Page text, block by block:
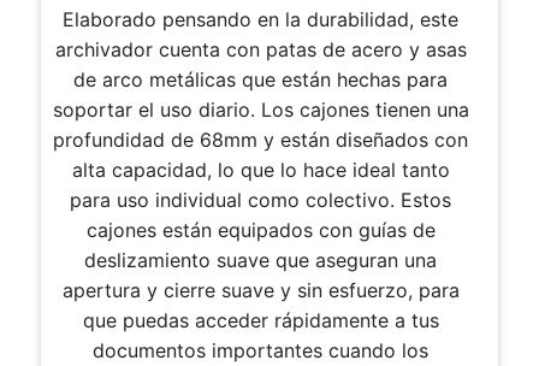
Elaborado pensando en la durabilidad, este
archivador cuenta con patas de acero y asas
de arco metálicas que están hechas para
soportar el uso diario. Los cajones tienen una
profundidad de 68mm y están diseñados con
alta capacidad, lo que lo hace ideal tanto
para uso individual como colectivo. Estos
cajones están equipados con guías de
deslizamiento suave que aseguran una
apertura y cierre suave y sin esfuerzo, para
que puedas acceder rápidamente a tus
documentos importantes cuando los